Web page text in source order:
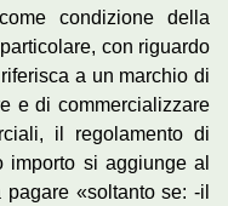
condizione della
con riguardo
a un marchio di
e di commercializzare
il regolamento di
si aggiunge al
«soltanto se: -il